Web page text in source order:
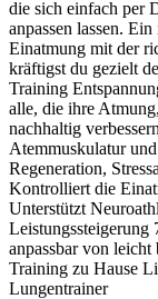
die sich einfach per
anpassen lassen.
Einatmung mit der
kräftigst du gezielt
Training
alle, die ihre
nachhaltig
Atemmuskulatur
Regeneration,
Kontrolliert die
Unterstützt
Leistungssteigerung
anpassbar von
Training zu Hause
Lungentrainer